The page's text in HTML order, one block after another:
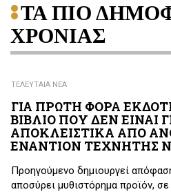
ΤΑ ΠΙΟ
ΧΡΟΝΙΑΣ
ΤΕΛΕΥΤΑΙΑ ΝΕΑ
ΓΙΑ ΠΡΩΤΗ ΦΟΡΑ
ΒΙΒΛΙΟ ΠΟΥ ΔΕΝ
ΑΠΟΚΛΕΙΣΤΙΚΑ ΑΠΟ
ΕΝΑΝΤΙΟΝ ΤΕΧΝΗΤΗΣ
Προηγούμενο δημιουργεί
αποσύρει μυθιστόρημα προϊόν,